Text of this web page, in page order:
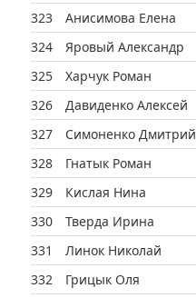
323 Анисимова Елена
324
Яровый Александр
325
Харчук Роман
326
Давиденко Алексей
327
Симоненко Дмитрий
328
Гнатык Роман
329
Кислая Нина
330
Тверда Ирина
331
Линок Николай
332
Грицык Оля